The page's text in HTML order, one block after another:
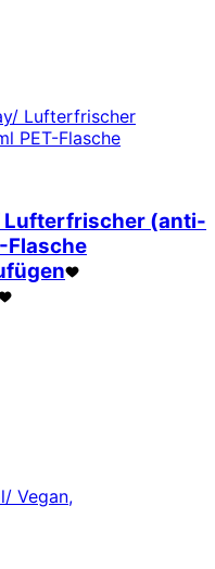
Lufterfrischer (anti-
Flasche